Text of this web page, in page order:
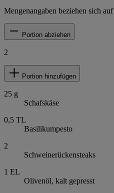
Mengenangaben beziehen sich auf
Portion abziehen
2
Portion hinzufügen
25 g
Schafskäse
0,5 TL
Basilikumpesto
2
Schweinerückensteaks
1 EL
Olivenöl, kalt gepresst